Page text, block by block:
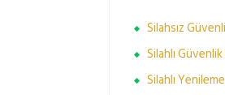
Silahsız
Silahlı
Silahlı